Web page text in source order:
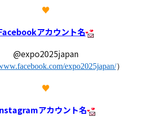
♥
アカウント名
@expo2025japan
expo2025japan/）
♥
アカウント名